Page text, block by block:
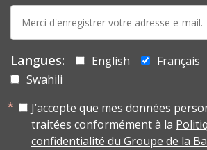
mail:
Langues: English Français
Swahili
J’accepte que mes données
traitées conformément à la
confidentialité du Groupe de la